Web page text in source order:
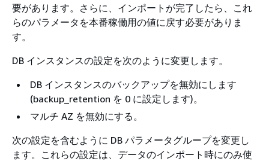
要があります。さらに、インポートが完了したら、これ
らのパラメータを本番稼働用の値に戻す必要がありま
す。
DB インスタンスの設定を次のように変更します。
DB インスタンスのバックアップを無効にします
(backup_retention を 0 に設定します)。
マルチ AZ を無効にする。
次の設定を含むように DB パラメータグループを変更し
ます。これらの設定は、データのインポート時にのみ使